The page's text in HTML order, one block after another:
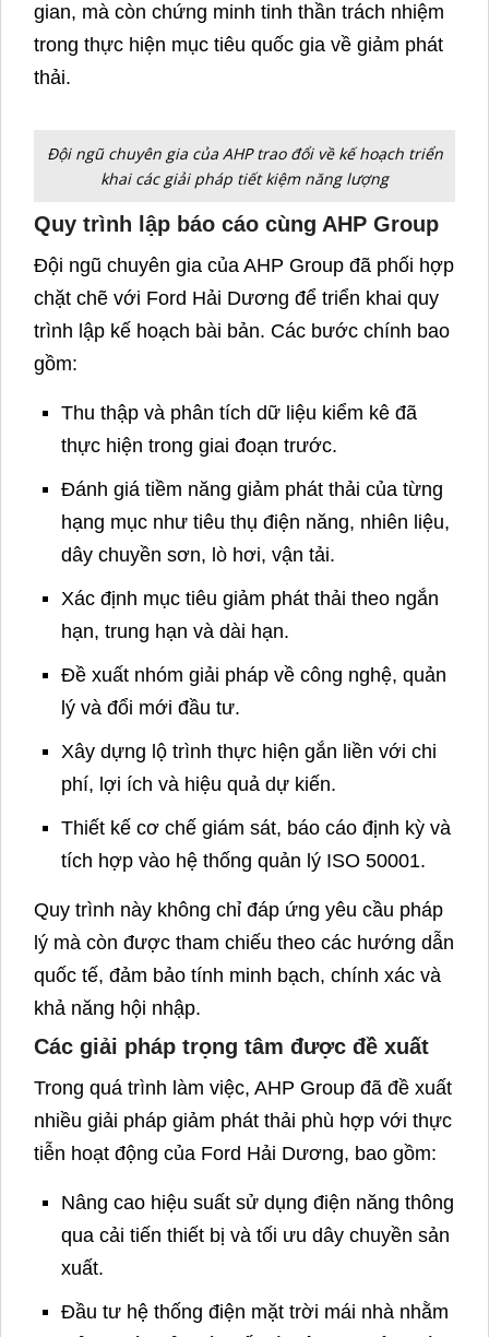
gian, mà còn chứng minh tinh thần trách nhiệm
trong thực hiện mục tiêu quốc gia về giảm phát
thải.
Đội ngũ chuyên gia của AHP trao đổi về kế hoạch triển
khai các giải pháp tiết kiệm năng lượng
Quy trình lập báo cáo cùng AHP Group
Đội ngũ chuyên gia của AHP Group đã phối hợp
chặt chẽ với Ford Hải Dương để triển khai quy
trình lập kế hoạch bài bản. Các bước chính bao
gồm:
Thu thập và phân tích dữ liệu kiểm kê đã
thực hiện trong giai đoạn trước.
Đánh giá tiềm năng giảm phát thải của từng
hạng mục như tiêu thụ điện năng, nhiên liệu,
dây chuyền sơn, lò hơi, vận tải.
Xác định mục tiêu giảm phát thải theo ngắn
hạn, trung hạn và dài hạn.
Đề xuất nhóm giải pháp về công nghệ, quản
lý và đổi mới đầu tư.
phí, lợi ích và hiệu quả dự kiến.